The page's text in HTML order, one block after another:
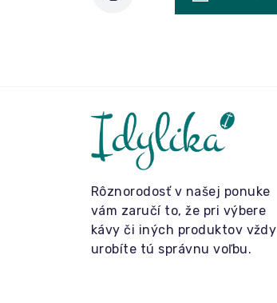
Rôznorodosť v našej ponuke
vám zaručí to, že pri výbere
kávy či iných produktov vždy
urobíte tú správnu voľbu.